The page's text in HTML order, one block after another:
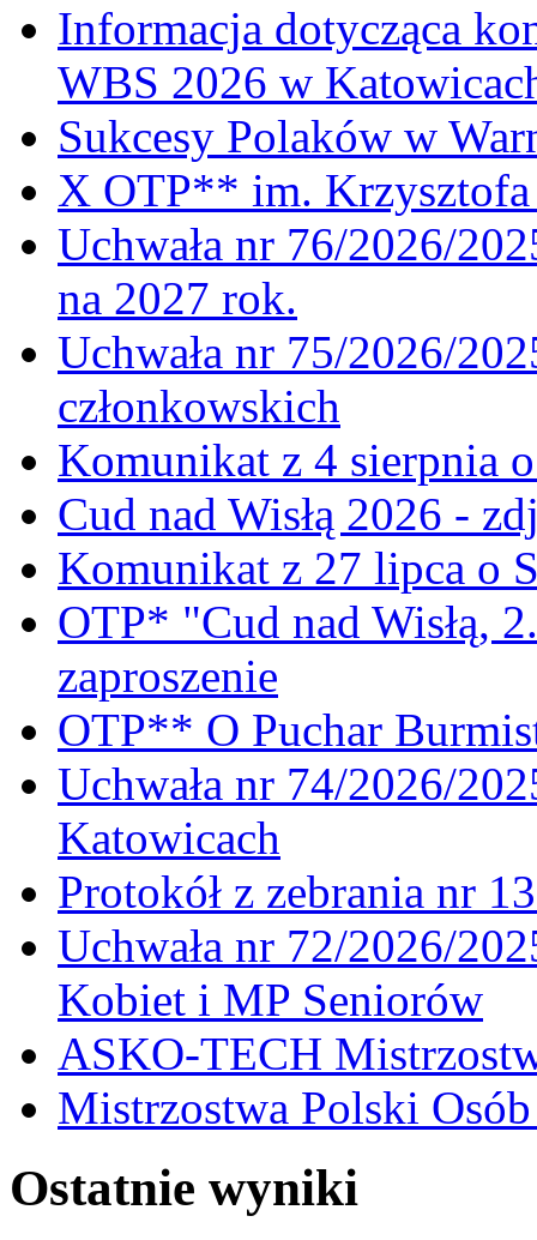
Informacja dotycząca
WBS 2026 w
Sukcesy Polaków w
X OTP** im. Krzysztofa
Uchwała nr 76/2026/
na 2027 rok.
Uchwała nr 75/2026/
członkowskich
Komunikat z 4 sierpnia
Cud nad Wisłą 2026 -
Komunikat z 27 lipca o
OTP* "Cud nad Wisłą,
zaproszenie
OTP** O Puchar
Uchwała nr 74/2026/
Katowicach
Protokół z zebrania nr
Uchwała nr 72/2026/
Kobiet i MP Seniorów
ASKO-TECH
Mistrzostwa Polski
Ostatnie wyniki